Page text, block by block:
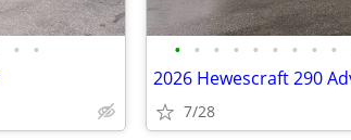
• • • • • • • • • • •
2026 Hewescraft 290
7/28